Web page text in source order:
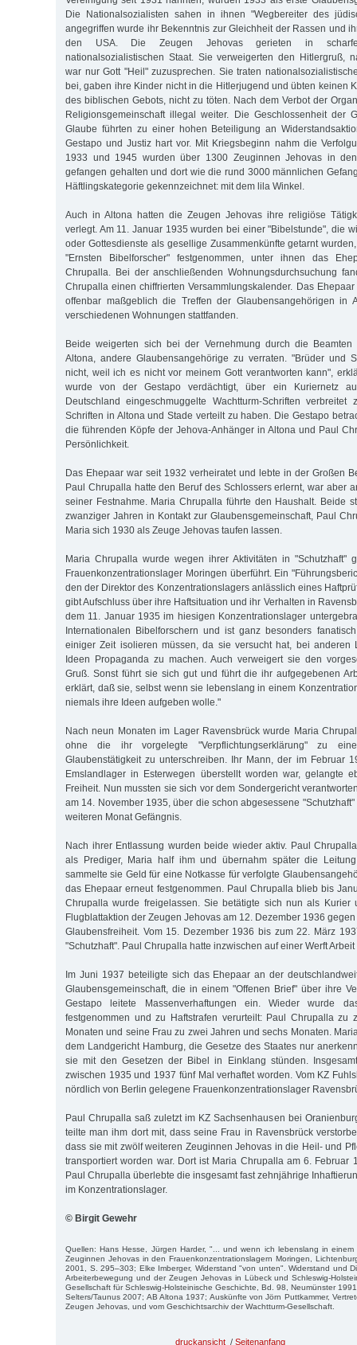
Die Nationalsozialisten sahen in ihnen "Wegbereiter des
angegriffen wurde ihr Bekenntnis zur Gleichheit der Rassen und
den USA. Die Zeugen Jehovas gerieten in
nationalsozialistischen Staat. Sie verweigerten den Hitlergruß,
war nur Gott "Heil" zuzusprechen. Sie traten
bei, gaben ihre Kinder nicht in die Hitlerjugend und übten keinen
des biblischen Gebots, nicht zu töten. Nach dem Verbot der
Religionsgemeinschaft illegal weiter. Die Geschlossenheit der
Glaube führten zu einer hohen Beteiligung an
Gestapo und Justiz hart vor. Mit Kriegsbeginn nahm die
1933 und 1945 wurden über 1300 Zeuginnen Jehovas in den
gefangen gehalten und dort wie die rund 3000 männlichen
Häftlingskategorie gekennzeichnet: mit dem lila Winkel.
Auch in Altona hatten die Zeugen Jehovas ihre religiöse
verlegt. Am 11. Januar 1935 wurden bei einer "Bibelstunde", die
oder Gottesdienste als gesellige Zusammenkünfte getarnt
"Ernsten Bibelforscher" festgenommen, unter ihnen das
Chrupalla. Bei der anschließenden Wohnungsdurchsuchung
Chrupalla einen chiffrierten Versammlungskalender. Das
offenbar maßgeblich die Treffen der Glaubensangehörigen in
verschiedenen Wohnungen stattfanden.
Beide weigerten sich bei der Vernehmung durch die Beamten
Altona, andere Glaubensangehörige zu verraten. "Brüder und
nicht, weil ich es nicht vor meinem Gott verantworten kann",
wurde von der Gestapo verdächtigt, über ein Kuriernetz
Deutschland eingeschmuggelte Wachtturm-Schriften
Schriften in Altona und Stade verteilt zu haben. Die Gestapo
die führenden Köpfe der Jehova-Anhänger in Altona und Paul
Persönlichkeit.
Das Ehepaar war seit 1932 verheiratet und lebte in der Großen
Paul Chrupalla hatte den Beruf des Schlossers erlernt, war aber
seiner Festnahme. Maria Chrupalla führte den Haushalt. Beide
zwanziger Jahren in Kontakt zur Glaubensgemeinschaft, Paul
Maria sich 1930 als Zeuge Jehovas taufen lassen.
Maria Chrupalla wurde wegen ihrer Aktivitäten in "Schutzhaft"
Frauenkonzentrationslager Moringen überführt. Ein
den der Direktor des Konzentrationslagers anlässlich eines
gibt Aufschluss über ihre Haftsituation und ihr Verhalten in
dem 11. Januar 1935 im hiesigen Konzentrationslager
Internationalen Bibelforschern und ist ganz besonders
einiger Zeit isolieren müssen, da sie versucht hat, bei anderen
Ideen Propaganda zu machen. Auch verweigert sie den
Gruß. Sonst führt sie sich gut und führt die ihr aufgegebenen
erklärt, daß sie, selbst wenn sie lebenslang in einem
niemals ihre Ideen aufgeben wolle."
Nach neun Monaten im Lager Ravensbrück wurde Maria
ohne die ihr vorgelegte "Verpflichtungserklärung" zu
Glaubenstätigkeit zu unterschreiben. Ihr Mann, der im Februar
Emslandlager in Esterwegen überstellt worden war, gelangte
Freiheit. Nun mussten sie sich vor dem Sondergericht
am 14. November 1935, über die schon abgesessene
weiteren Monat Gefängnis.
Nach ihrer Entlassung wurden beide wieder aktiv. Paul
als Prediger, Maria half ihm und übernahm später die
sammelte sie Geld für eine Notkasse für verfolgte
das Ehepaar erneut festgenommen. Paul Chrupalla blieb bis
Chrupalla wurde freigelassen. Sie betätigte sich nun als Kurier
Flugblattaktion der Zeugen Jehovas am 12. Dezember 1936
Glaubensfreiheit. Vom 15. Dezember 1936 bis zum 22. März
"Schutzhaft". Paul Chrupalla hatte inzwischen auf einer Werft
Im Juni 1937 beteiligte sich das Ehepaar an der
Glaubensgemeinschaft, die in einem "Offenen Brief" über ihre
Gestapo leitete Massenverhaftungen ein. Wieder wurde
festgenommen und zu Haftstrafen verurteilt: Paul Chrupalla zu
Monaten und seine Frau zu zwei Jahren und sechs Monaten.
dem Landgericht Hamburg, die Gesetze des Staates nur
sie mit den Gesetzen der Bibel in Einklang stünden.
zwischen 1935 und 1937 fünf Mal verhaftet worden. Vom KZ
nördlich von Berlin gelegene Frauenkonzentrationslager
Paul Chrupalla saß zuletzt im KZ Sachsenhausen bei
teilte man ihm dort mit, dass seine Frau in Ravensbrück
dass sie mit zwölf weiteren Zeuginnen Jehovas in die Heil- und
transportiert worden war. Dort ist Maria Chrupalla am 6. Februar
Paul Chrupalla überlebte die insgesamt fast zehnjährige
im Konzentrationslager.
© Birgit Gewehr
Quellen: Hans Hesse, Jürgen Harder, "... und wenn ich lebenslang in
Zeuginnen Jehovas in den Frauenkonzentrationslagern Moringen,
2001, S. 295–303; Elke Imberger, Widerstand "von unten". Widerstand und
Arbeiterbewegung und der Zeugen Jehovas in Lübeck und Schleswig-
Gesellschaft für Schleswig-Holsteinische Geschichte, Bd. 98, Neumünster
Selters/Taunus 2007; AB Altona 1937; Auskünfte von Jörn Puttkammer,
Zeugen Jehovas, und vom Geschichtsarchiv der Wachtturm-Gesellschaft.
druckansicht / Seitenanfang